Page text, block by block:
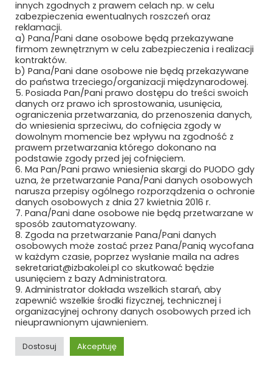
PKP Intercity Remtrak
[ZDJĘCIA]
Jubileuszowe spotkanie
<5 kwietnia 2023/>
O IT na kolei od dwudziestu
lat
<23 marca 2023/>
Search
for:
Podążaj za nami
innych zgodnych z prawem celach np. w celu
zabezpieczenia ewentualnych roszczeń oraz
reklamacji.
a) Pana/Pani dane osobowe będą przekazywane
firmom zewnętrznym w celu zabezpieczenia i realizacji
kontraktów.
b) Pana/Pani dane osobowe nie będą przekazywane
do państwa trzeciego/organizacji międzynarodowej.
5. Posiada Pan/Pani prawo dostępu do treści swoich
danych orz prawo ich sprostowania, usunięcia,
ograniczenia przetwarzania, do przenoszenia danych,
do wniesienia sprzeciwu, do cofnięcia zgody w
dowolnym momencie bez wpływu na zgodność z
prawem przetwarzania którego dokonano na
podstawie zgody przed jej cofnięciem.
6. Ma Pan/Pani prawo wniesienia skargi do PUODO gdy
uzna, że przetwarzanie Pana/Pani danych osobowych
narusza przepisy ogólnego rozporządzenia o ochronie
danych osobowych z dnia 27 kwietnia 2016 r.
7. Pana/Pani dane osobowe nie będą przetwarzane w
sposób zautomatyzowany.
8. Zgoda na przetwarzanie Pana/Pani danych
osobowych może zostać przez Pana/Panią wycofana
w każdym czasie, poprzez wysłanie maila na adres
sekretariat@izbakolei.pl co skutkować będzie
usunięciem z bazy Administratora.
9. Administrator dokłada wszelkich starań, aby
zapewnić wszelkie środki fizycznej, technicznej i
organizacyjnej ochrony danych osobowych przed ich
nieuprawnionym ujawnieniem.
Dostosuj Akceptuję